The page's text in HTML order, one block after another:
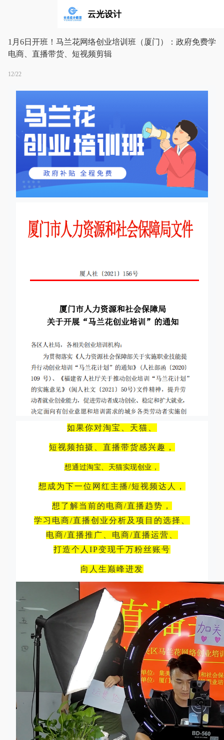
云光设计
1月6日开班！马兰花网络创业培训班（厦门）：政府免费学
电商、直播带货、短视频剪辑
12/22
如果你对淘宝、天猫、
短视频拍摄、直播带货感兴趣，
想通过淘宝、天猫实现创业，
想成为下一位网红主播/短视频达人，
想了解当前的电商/直播趋势，
学习电商/直播创业分析及项目的选择、
电商/直播推广、电商/直播运营、
打造个人IP变现千万粉丝账号
向人生巅峰进发